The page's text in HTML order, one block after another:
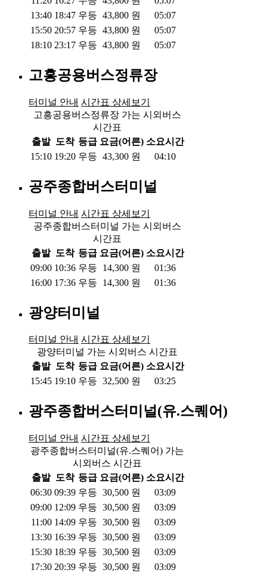
13:40 18:47 우등 43,800 원
05:07
15:50 20:57 우등 43,800 원
05:07
18:10 23:17 우등 43,800 원 05:07
고흥공용버스정류장
터미널 안내 시간표 상세보기
고흥공용버스정류장 가는 시외버스
시간표
출발 도착 등급 요금(어른) 소요시간
15:10 19:20 우등 43,300 원 04:10
공주종합버스터미널
터미널 안내 시간표 상세보기
공주종합버스터미널 가는 시외버스
시간표
출발 도착 등급 요금(어른) 소요시간
09:00 10:36 우등 14,300 원
01:36
16:00 17:36 우등 14,300 원 01:36
광양터미널
터미널 안내 시간표 상세보기
광양터미널 가는 시외버스 시간표
출발 도착 등급 요금(어른) 소요시간
15:45 19:10 우등 32,500 원 03:25
광주종합버스터미널(유.스퀘어)
터미널 안내 시간표 상세보기
광주종합버스터미널(유.스퀘어) 가는
시외버스 시간표
출발 도착 등급 요금(어른) 소요시간
06:30 09:39 우등 30,500 원
03:09
09:00 12:09 우등 30,500 원
03:09
11:00 14:09 우등 30,500 원
03:09
13:30 16:39 우등 30,500 원
03:09
15:30 18:39 우등 30,500 원
03:09
17:30 20:39 우등 30,500 원
03:09